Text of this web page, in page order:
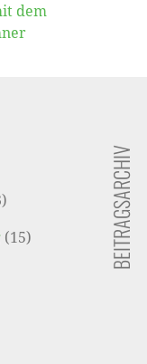
dem
(15) BEITRAGSARCHIV